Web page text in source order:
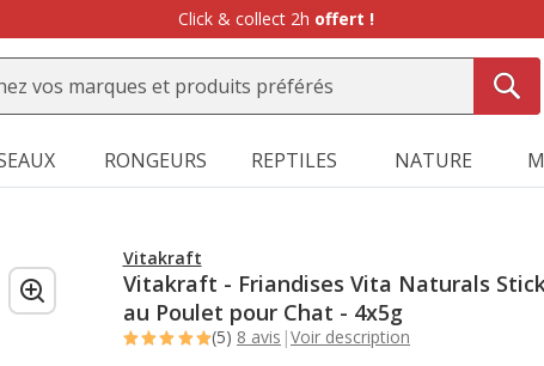
RONGEURS REPTILES NATURE
Vitakraft
Vitakraft - Friandises Vita Naturals
au Poulet pour Chat - 4x5g
(5) 8 avis |Voir description